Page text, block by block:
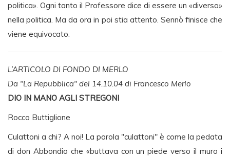
politica». Ogni tanto il Professore dice di essere un «diverso»
nella politica. Ma da ora in poi stia attento. Sennò finisce che
viene equivocato.
L’ARTICOLO DI FONDO DI MERLO
Da "La Repubblica" del 14.10.04 di Francesco Merlo
DIO IN MANO AGLI STREGONI
Rocco Buttiglione
Culattoni a chi? A noi! La parola "culattoni" è come la pedata
di don Abbondio che «buttava con un piede verso il muro i